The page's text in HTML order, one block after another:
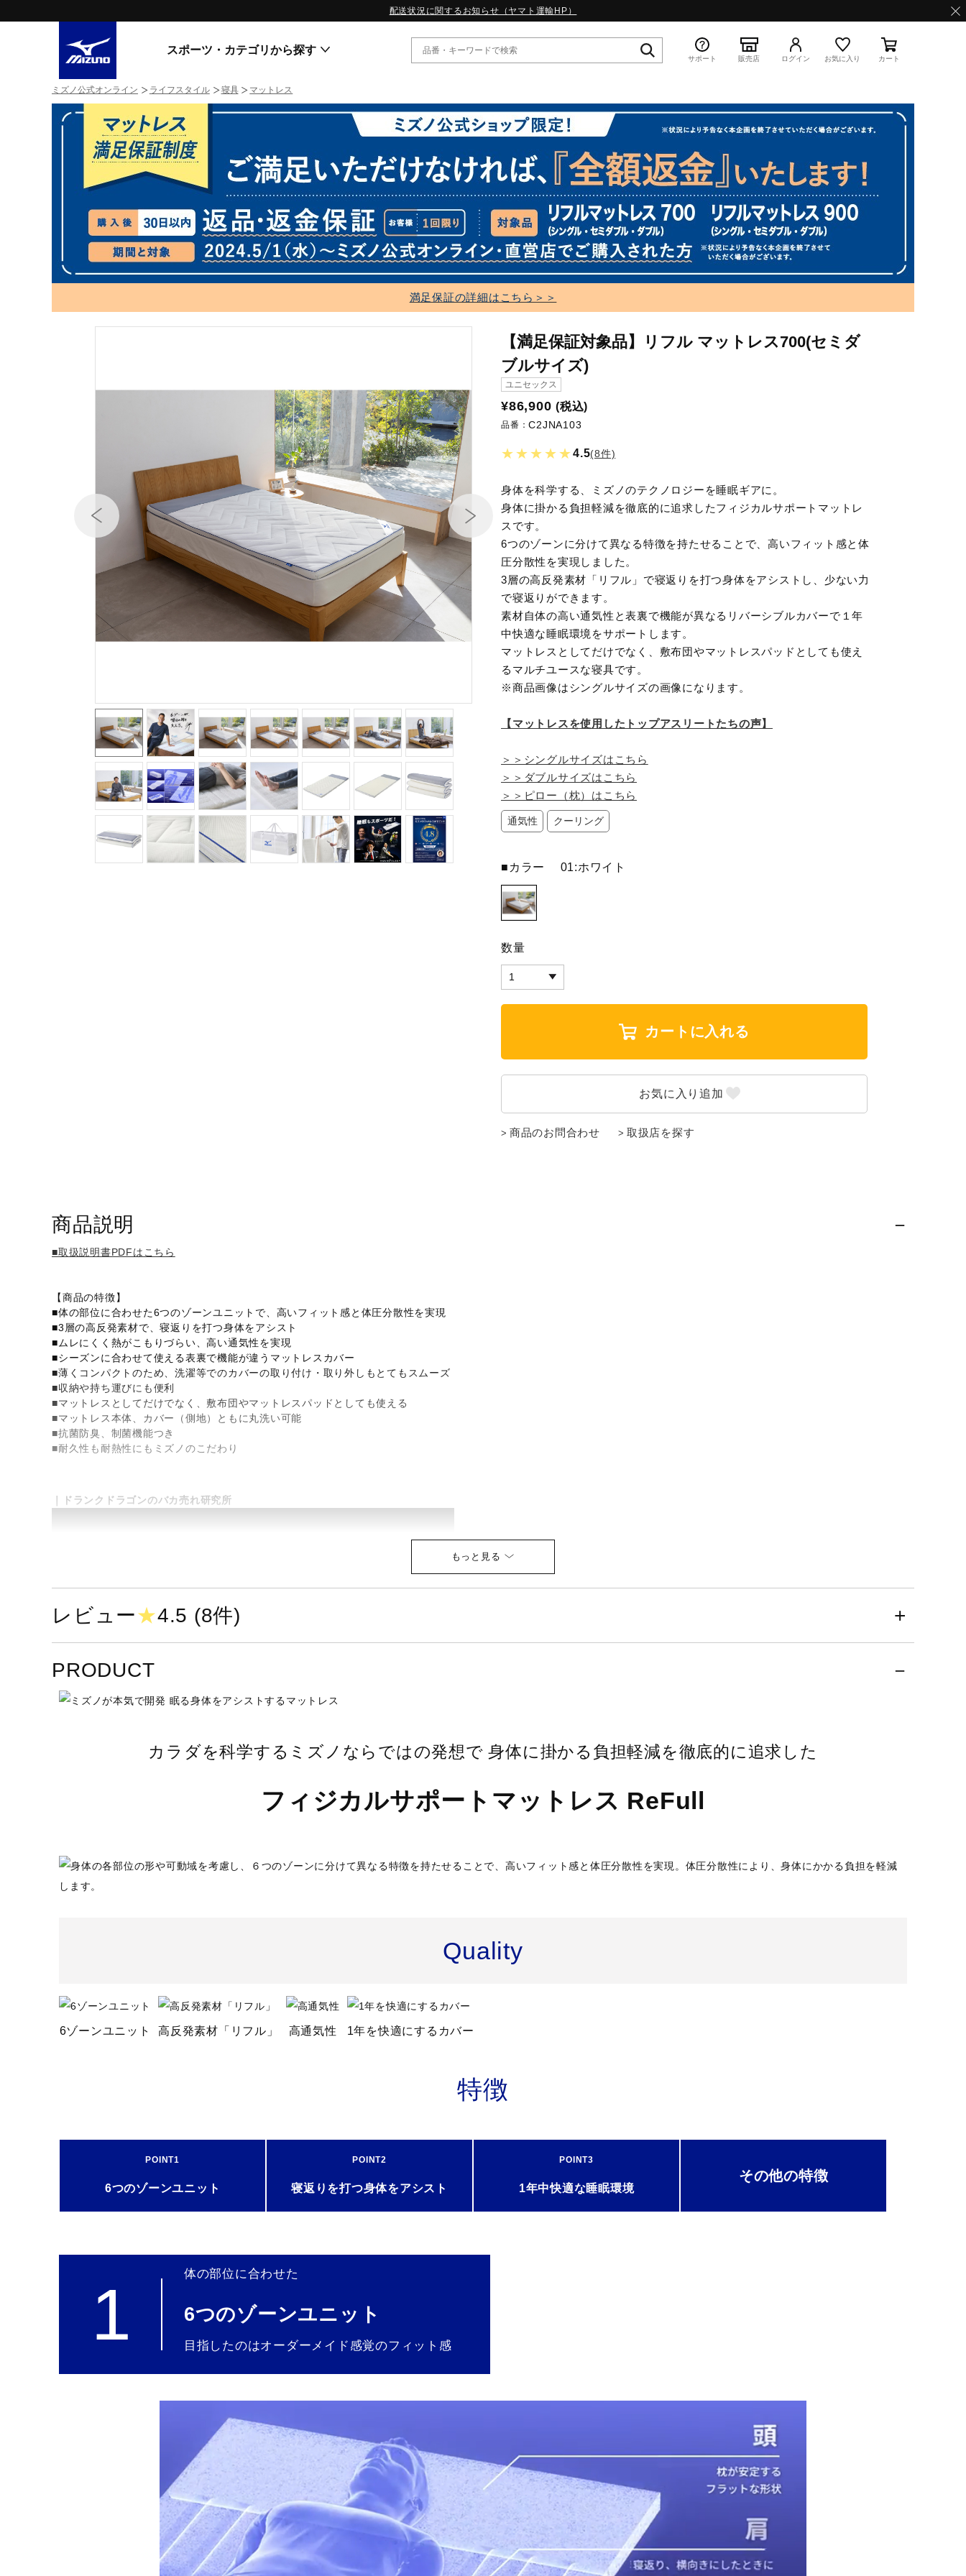
配送状況に関するお知らせ（ヤマト運輸HP）
スポーツ・カテゴリから探す
スニーカー
ライフスタイルウエア
ランニング
サッカー／フットサル
トレーニング
ゴルフ
バレーボール
陸上競技
ウィンタースポーツ
ワーキング
ウォーキングシューズ
ライフスタイルグッズ
寝具／ミズノスリープ
健康／エクササイズ
ジュニア／キッズ
コラボ／ライセンス
スニーカー
すべてのシリーズ
WAVE PROPHECY
MORELIA LS
WAVE RIDER
MXR
ゴアテックス
コラボレーション
その他シリーズ
MORELIA LS｜特集
W.PROPHECY1｜特集
WP MAGIC MITA｜特集
WP STRAP｜特集
スペシャルカラーパック｜特集
WP STRAP 2｜特集
マーガレット・ハウエル｜特集
KICKS & ECHO｜特集
WAVE PROPHECY 13.2
サポート 販売店 ログイン お気に入り カート
ミズノ公式オンライン ライフスタイル 寝具 マットレス
満足保証の詳細はこちら＞＞
【満足保証対象品】リフル マットレス700(セミダ
ブルサイズ)
ユニセックス
¥86,900 (税込)
品番：C2JNA103
★★★★★4.5(8件)
身体を科学する、ミズノのテクノロジーを睡眠ギアに。
身体に掛かる負担軽減を徹底的に追求したフィジカルサポートマットレ
スです。
6つのゾーンに分けて異なる特徴を持たせることで、高いフィット感と体
圧分散性を実現しました。
3層の高反発素材「リフル」で寝返りを打つ身体をアシストし、少ない力
で寝返りができます。
素材自体の高い通気性と表裏で機能が異なるリバーシブルカバーで１年
中快適な睡眠環境をサポートします。
マットレスとしてだけでなく、敷布団やマットレスパッドとしても使え
るマルチユースな寝具です。
※商品画像はシングルサイズの画像になります。
【マットレスを使用したトップアスリートたちの声】
＞＞シングルサイズはこちら
＞＞ダブルサイズはこちら
＞＞ピロー（枕）はこちら
通気性 クーリング
■カラー 01:ホワイト
数量
カートに入れる
商品のお問合わせ 取扱店を探す
商品説明
■取扱説明書PDFはこちら
【商品の特徴】
■体の部位に合わせた6つのゾーンユニットで、高いフィット感と体圧分散性を実現
■3層の高反発素材で、寝返りを打つ身体をアシスト
■ムレにくく熱がこもりづらい、高い通気性を実現
■シーズンに合わせて使える表裏で機能が違うマットレスカバー
■薄くコンパクトのため、洗濯等でのカバーの取り付け・取り外しもとてもスムーズ
■収納や持ち運びにも便利
■マットレスとしてだけでなく、敷布団やマットレスパッドとしても使える
■マットレス本体、カバー（側地）ともに丸洗い可能
■抗菌防臭、制菌機能つき
■耐久性も耐熱性にもミズノのこだわり
｜ドランクドラゴンのバカ売れ研究所
約117cm×198cm（厚さ：7cm）
原産国
がわ地：中国製
2023年春夏
レビュー★4.5 (8件)
PRODUCT
カラダを科学するミズノならではの発想で 身体に掛かる負担軽減を徹底的に追求した
フィジカルサポートマットレス ReFull
Quality
6ゾーンユニット 高反発素材「リフル」 高通気性 1年を快適にするカバー
特徴
POINT1
6つのゾーンユニット
POINT2
寝返りを打つ身体をアシスト
POINT3
1年中快適な睡眠環境
その他の特徴
1
体の部位に合わせた
6つのゾーンユニット
目指したのはオーダーメイド感覚のフィット感